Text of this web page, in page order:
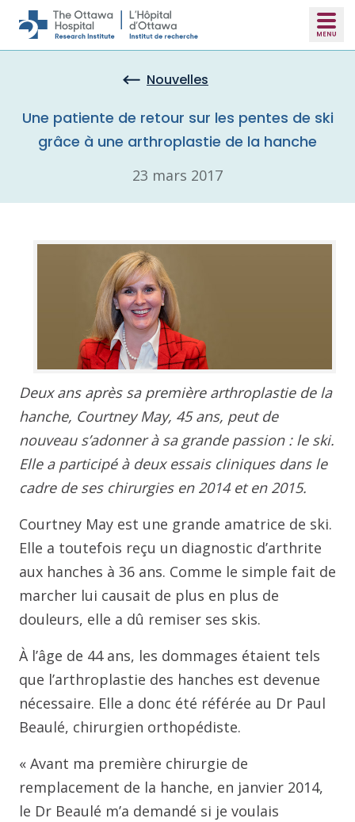
Skip to main content
Nouvelles
Une patiente de retour sur les pentes de ski
grâce à une arthroplastie de la hanche
23 mars 2017
Deux ans après sa première arthroplastie de la
hanche, Courtney May, 45 ans, peut de
nouveau s’adonner à sa grande passion : le ski.
Elle a participé à deux essais cliniques dans le
cadre de ses chirurgies en 2014 et en 2015.
Courtney May est une grande amatrice de ski.
Elle a toutefois reçu un diagnostic d’arthrite
aux hanches à 36 ans. Comme le simple fait de
marcher lui causait de plus en plus de
douleurs, elle a dû remiser ses skis.
À l’âge de 44 ans, les dommages étaient tels
que l’arthroplastie des hanches est devenue
nécessaire. Elle a donc été référée au Dr Paul
Beaulé, chirurgien orthopédiste.
« Avant ma première chirurgie de
remplacement de la hanche, en janvier 2014,
le Dr Beaulé m’a demandé si je voulais